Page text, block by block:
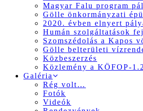
Magyar Falu program
Gölle önkormányzati
2020. évben elnyert
Humán szolgáltatások
Szomszédolás a Kapos
Gölle belterületi
Közbeszerzés
Közlemény a KÖFOP-
Galéria
Rég volt…
Fotók
Videók